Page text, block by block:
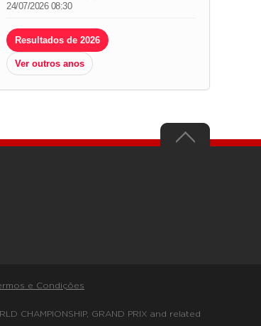
24/07/2026 08:30
Resultados de 2026
Ver outros anos
e Condições
CHAMPIONSHIP, GRAND PRIX and related